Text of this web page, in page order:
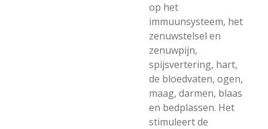
op het
immuunsysteem, het
zenuwstelsel en
zenuwpijn,
spijsvertering, hart,
de bloedvaten, ogen,
maag, darmen, blaas
en bedplassen. Het
stimuleert de